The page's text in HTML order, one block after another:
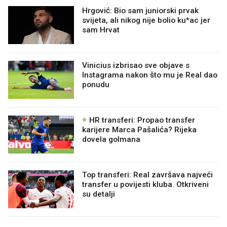
Hrgović: Bio sam juniorski prvak
svijeta, ali nikog nije bolio ku*ac jer
sam Hrvat
Vinicius izbrisao sve objave s
Instagrama nakon što mu je Real dao
ponudu
HR transferi: Propao transfer
karijere Marca Pašalića? Rijeka
dovela golmana
Top transferi: Real završava najveći
transfer u povijesti kluba. Otkriveni
su detalji